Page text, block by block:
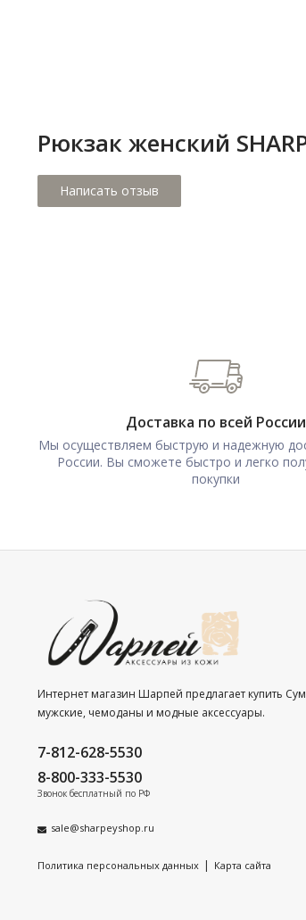
Рюкзак женский
Доставка по всей России
Мы осуществляем быструю и надежную
России. Вы сможете быстро и легко
покупки
Интернет магазин Шарпей предлагает купить
мужские, чемоданы и модные аксессуары.
7-812-628-5530
8-800-333-5530
Звонок бесплатный по РФ
sale@sharpeyshop.ru
Политика персональных данных | Карта сайта